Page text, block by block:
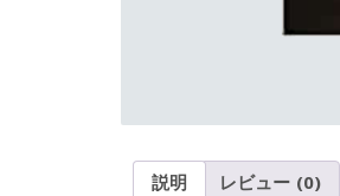
説明 レビュー (0)